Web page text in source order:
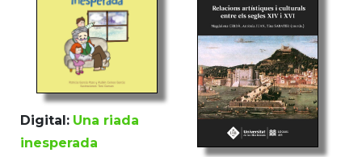
Digital: Una riada
inesperada